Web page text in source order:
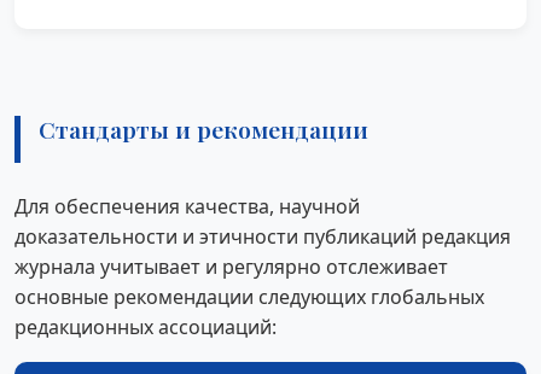
Стандарты и рекомендации
Для обеспечения качества, научной
доказательности и этичности публикаций редакция
журнала учитывает и регулярно отслеживает
основные рекомендации следующих глобальных
редакционных ассоциаций: